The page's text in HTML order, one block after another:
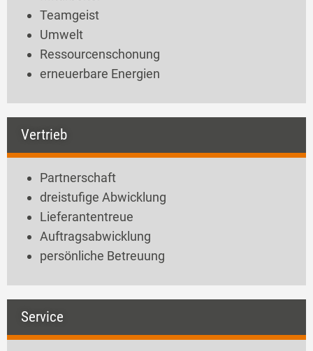
Teamgeist
Umwelt
Ressourcenschonung
erneuerbare Energien
Vertrieb
Partnerschaft
dreistufige Abwicklung
Lieferantentreue
Auftragsabwicklung
persönliche Betreuung
Service